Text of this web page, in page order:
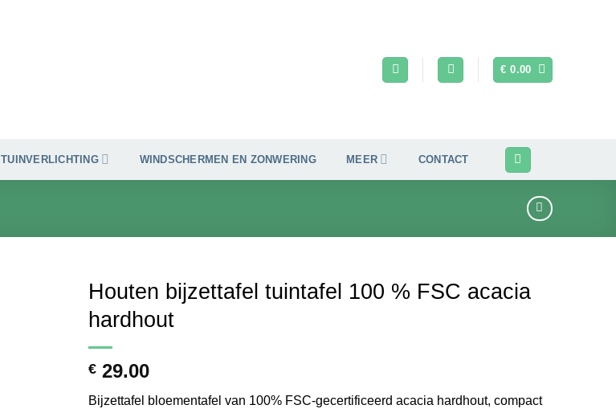
€ 0.00
TUINVERLICHTING WINDSCHERMEN EN ZONWERING MEER CONTACT
Houten bijzettafel tuintafel 100 % FSC acacia
hardhout
€ 29.00
Bijzettafel bloementafel van 100% FSC‑gecertificeerd acacia hardhout, compact